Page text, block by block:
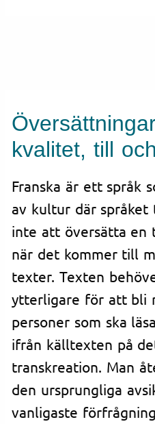
kvalitet, till
Franska är ett språk
av kultur där språket
inte att översätta en
när det kommer till
texter. Texten
ytterligare för att bli
personer som ska
ifrån källtexten på
transkreation. Man
den ursprungliga
vanligaste